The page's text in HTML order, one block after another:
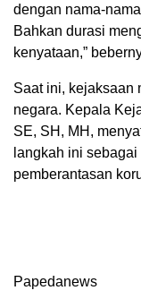
dengan nama-
Bahkan durasi
kenyataan,”
Saat ini, kejaksaan
negara. Kepala
SE, SH, MH,
langkah ini
pemberantasan
Papedanews